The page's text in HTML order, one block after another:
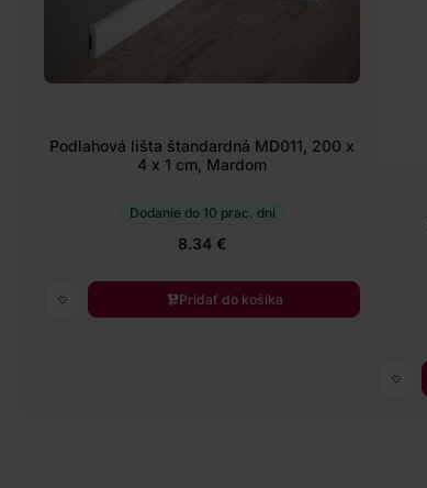
Podlahová lišta štandardná MD011, 200 x
4 x 1 cm, Mardom
Dodanie do 10 prac. dní
8.34 €
Pridať do košíka